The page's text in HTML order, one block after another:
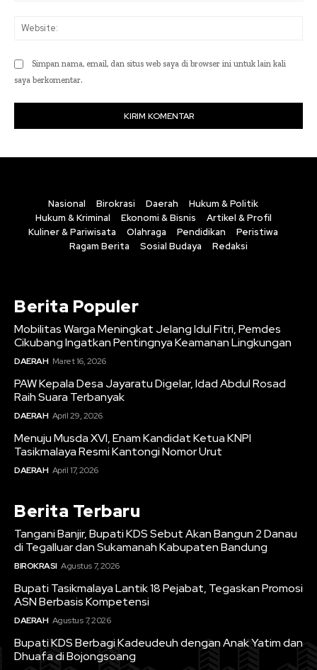
Simpan nama, email, dan situs web saya di browser ini untuk lain kali
saya berkomentar.
Nasional Birokrasi Daerah
Hukum & Politik
Hukum & Kriminal
Ekonomi & Bisnis
Artikel & Profil
Kuliner & Pariwisata
Olahraga Pendidikan
Peristiwa
Ragam Berita
Sosial Budaya Redaksi
Berita Populer
Mobilitas Warga Meningkat Jelang Idul Fitri, Pemdes
Cikubang Ingatkan Pentingnya Keamanan Lingkungan
DAERAH Maret 16, 2026
PAW Kepala Desa Jayaratu Digelar, Idad Abdul Rosad
Raih Suara Terbanyak
DAERAH April 29, 2026
Menuju Musda XVI, Enam Kandidat Ketua KNPI
Tasikmalaya Resmi Kantongi Nomor Urut
DAERAH April 17, 2026
Berita Terbaru
Tangani Banjir, Bupati KDS Sebut Akan Bangun 2 Danau
di Tegalluar dan Sukamanah Kabupaten Bandung
BIROKRASI Agustus 7, 2026
Bupati Tasikmalaya Lantik 18 Pejabat, Tegaskan Promosi
ASN Berbasis Kompetensi
DAERAH Agustus 7, 2026
Bupati KDS Berbagi Kadeudeuh dengan Anak Yatim dan
Dhuafa di Bojongsoang